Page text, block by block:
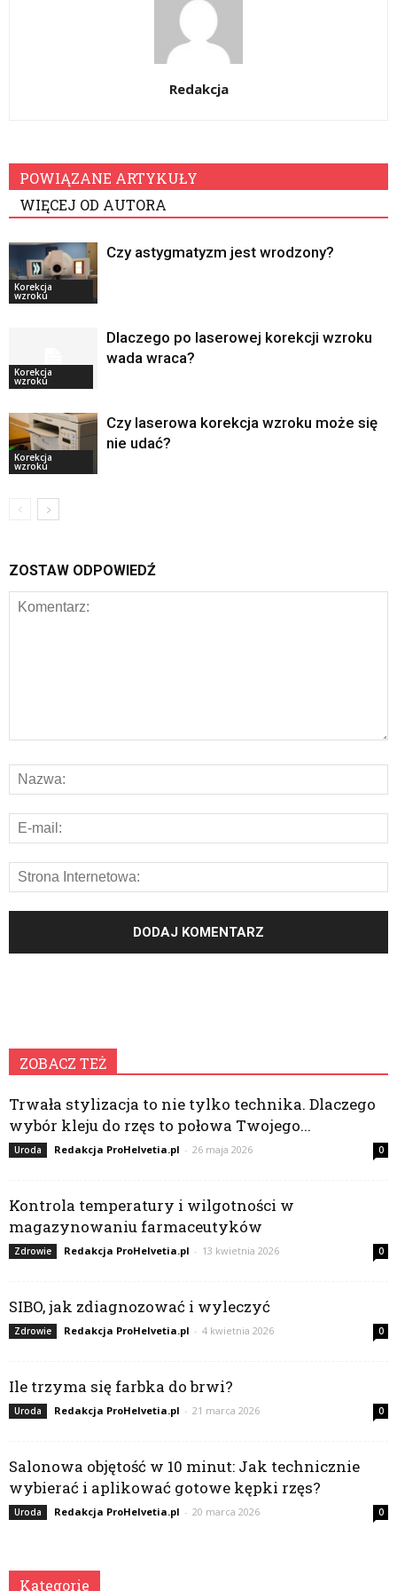
Redakcja
POWIĄZANE ARTYKUŁY
WIĘCEJ OD AUTORA
Korekcja
wzroku
Czy astygmatyzm jest wrodzony?
Korekcja
wzroku
Dlaczego po laserowej korekcji wzroku
wada wraca?
Korekcja
wzroku
Czy laserowa korekcja wzroku może się
nie udać?
ZOSTAW ODPOWIEDŹ
ZOBACZ TEŻ
Trwała stylizacja to nie tylko technika. Dlaczego
wybór kleju do rzęs to połowa Twojego...
Uroda Redakcja ProHelvetia.pl - 26 maja 2026 0
Kontrola temperatury i wilgotności w
magazynowaniu farmaceutyków
Zdrowie Redakcja ProHelvetia.pl - 13 kwietnia 2026 0
SIBO, jak zdiagnozować i wyleczyć
Zdrowie Redakcja ProHelvetia.pl - 4 kwietnia 2026 0
Ile trzyma się farbka do brwi?
Uroda Redakcja ProHelvetia.pl - 21 marca 2026 0
Salonowa objętość w 10 minut: Jak technicznie
wybierać i aplikować gotowe kępki rzęs?
Uroda Redakcja ProHelvetia.pl - 20 marca 2026 0
Kategorie